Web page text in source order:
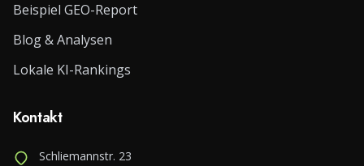
Beispiel GEO-Report
Blog & Analysen
Lokale KI-Rankings
Kontakt
Schliemannstr. 23